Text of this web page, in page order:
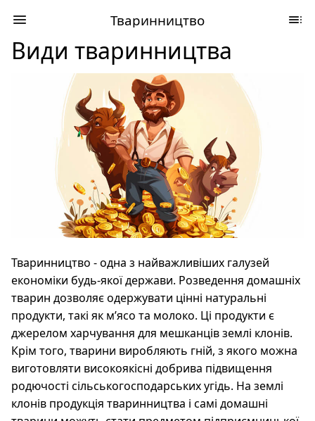
Тваринництво
Види тваринництва
Тваринництво - одна з найважливіших галузей
економіки будь-якої держави. Розведення домашніх
тварин дозволяє одержувати цінні натуральні
продукти, такі як м’ясо та молоко. Ці продукти є
джерелом харчування для мешканців землі клонів.
Крім того, тварини виробляють гній, з якого можна
виготовляти високоякісні добрива підвищення
родючості сільськогосподарських угідь. На землі
клонів продукція тваринництва і самі домашні